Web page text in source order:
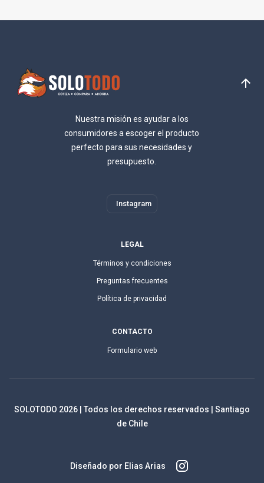
Nuestra misión es ayudar a los
consumidores a escoger el producto
perfecto para sus necesidades y
presupuesto.
Instagram
LEGAL
Términos y condiciones
Preguntas frecuentes
Política de privacidad
CONTACTO
Formulario web
SOLOTODO 2026 | Todos los derechos reservados | Santiago
de Chile
Diseñado por Elias Arias